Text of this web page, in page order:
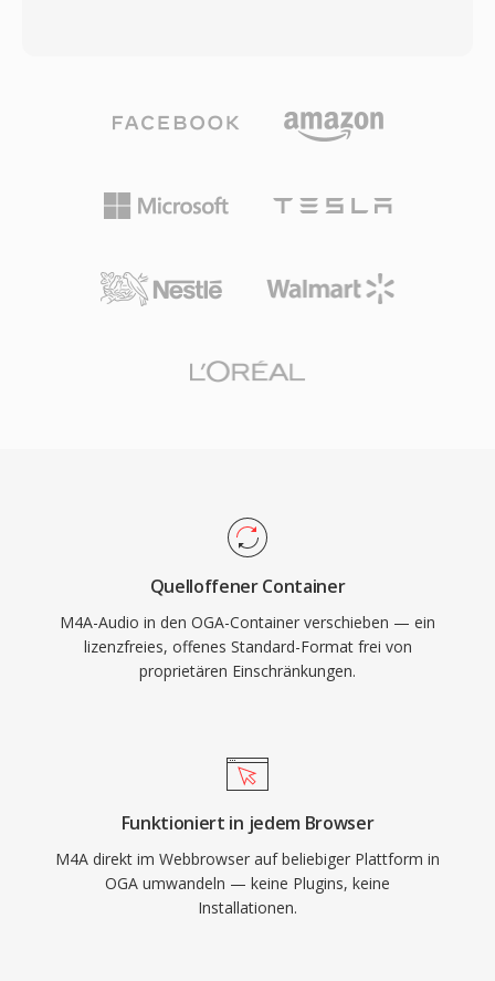
die meisten Auto-Infotainmentsysteme
umfasst. Drei greifbare Vorteile zeichnen das
gegenüber älteren verlustbehafteten Codecs,
Struktur (Artwork, Kapitel, Songtexte) und Dual-
Mode-Flexibilität für sowohl verlustbehaftete
— der Container ist Codec-agnostisch und
für verkettete logische Bitstreams und Granule-
basiertes Seeking. Ein Vorteil von OGA ist die
Erweiterung erkennen, können für reine
schnelleren Ladezeiten und geringerem
Komplexitäten proprietärer Formate. Das
Format unterstützt Vorbis-Kommentar-
Metadaten für standardisiertes Tagging von
Künstler-, Album- und Titelinformationen. OGA
wird nativ in Firefox, Chromium-basierten
Browsern, VLC und den meisten Linux-
Audioverteilung und Archivierungs-Workflows.
Quelloffener Container
M4A-Audio in den OGA-Container verschieben — ein
lizenzfreies, offenes Standard-Format frei von
proprietären Einschränkungen.
Funktioniert in jedem Browser
M4A direkt im Webbrowser auf beliebiger Plattform in
OGA umwandeln — keine Plugins, keine
Installationen.